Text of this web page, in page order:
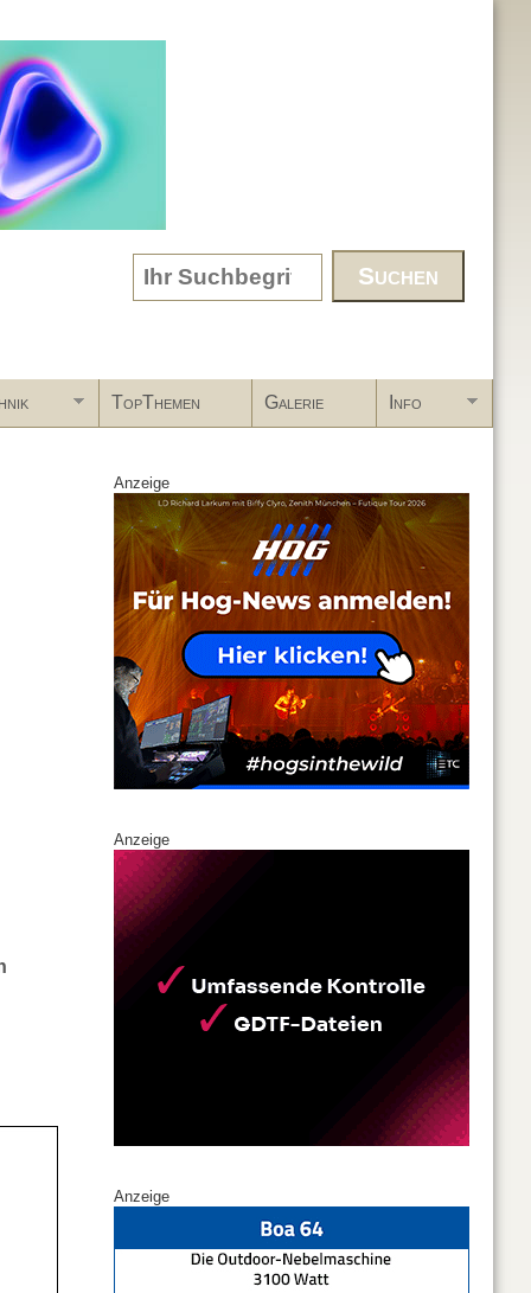
Search form
TopThemen Galerie Info
Anzeige
Anzeige
Anzeige